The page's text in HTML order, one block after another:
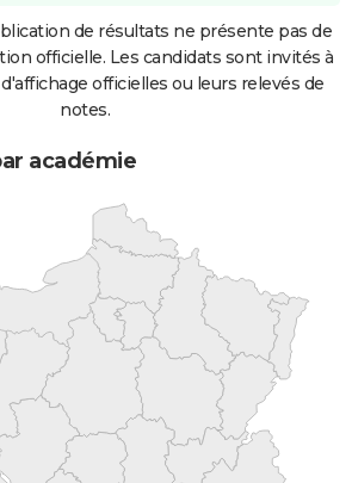
de résultats ne présente pas de
officielle. Les candidats sont invités à
officielles ou leurs relevés de
notes.
académie